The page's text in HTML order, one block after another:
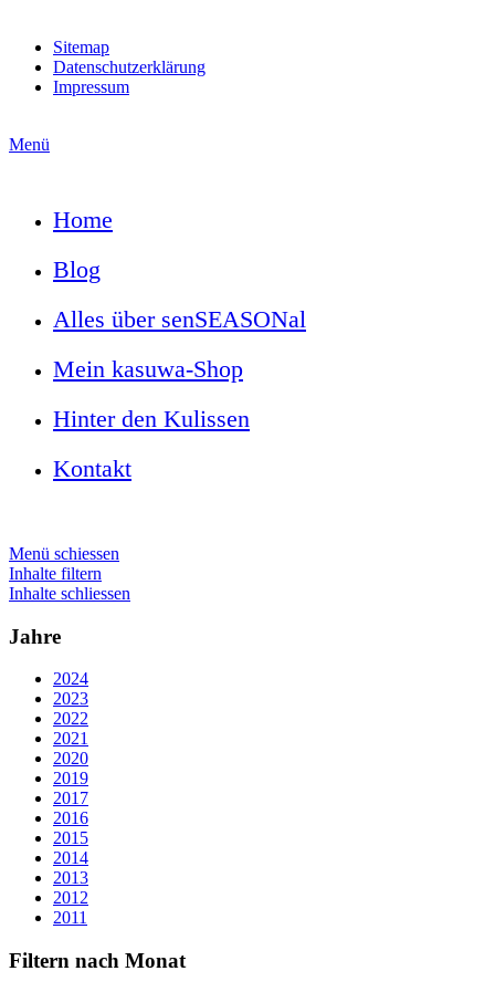
Sitemap
Datenschutzerklärung
Impressum
Menü
Home
Blog
Alles über senSEASONal
Mein kasuwa-Shop
Hinter den Kulissen
Kontakt
Menü schiessen
Inhalte filtern
Inhalte schliessen
Jahre
2024
2023
2022
2021
2020
2019
2017
2016
2015
2014
2013
2012
2011
Filtern nach Monat